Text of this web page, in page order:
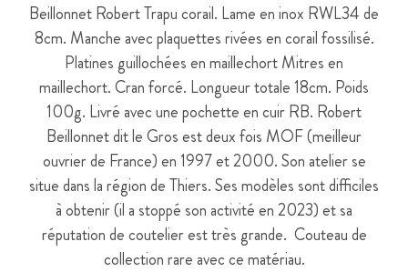
Beillonnet Robert Trapu corail. Lame en inox RWL34 de
8cm. Manche avec plaquettes rivées en corail fossilisé.
Platines guillochées en maillechort Mitres en
maillechort. Cran forcé. Longueur totale 18cm. Poids
100g. Livré avec une pochette en cuir RB. Robert
Beillonnet dit le Gros est deux fois MOF (meilleur
ouvrier de France) en 1997 et 2000. Son atelier se
situe dans la région de Thiers. Ses modèles sont difficiles
à obtenir (il a stoppé son activité en 2023) et sa
réputation de coutelier est très grande. Couteau de
collection rare avec ce matériau.